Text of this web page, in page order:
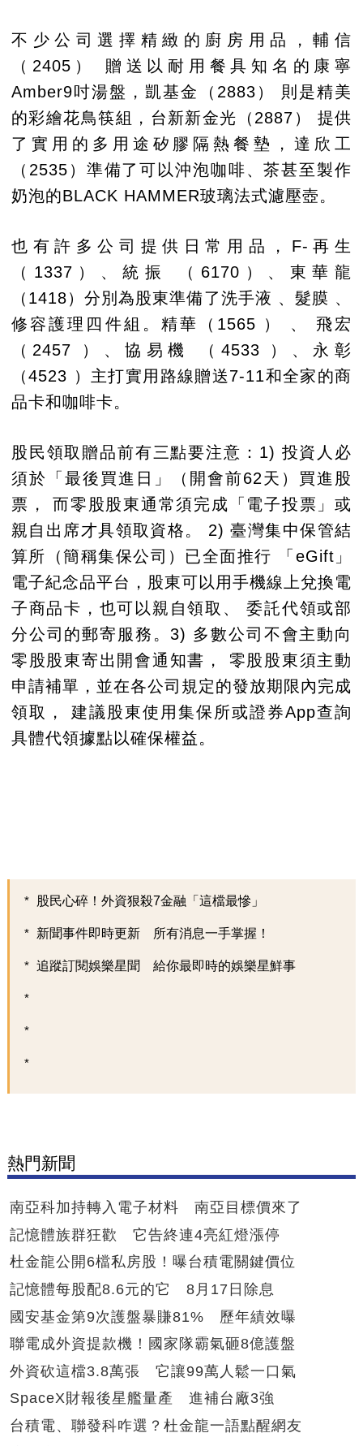
不少公司選擇精緻的廚房用品，輔信
（2405） 贈送以耐用餐具知名的康寧
Amber9吋湯盤，凱基金（2883） 則是精美
的彩繪花鳥筷組，台新新金光（2887） 提供
了實用的多用途矽膠隔熱餐墊，達欣工
（2535）準備了可以沖泡咖啡、茶甚至製作
奶泡的BLACK HAMMER玻璃法式濾壓壺。
也有許多公司提供日常用品，F-再生
（1337）、統振 （6170）、東華龍
（1418）分別為股東準備了洗手液 、髮膜 、
修容護理四件組。精華（1565 ） 、 飛宏
（2457 ）、協易機 （4533 ）、永彰
（4523 ）主打實用路線贈送7-11和全家的商
品卡和咖啡卡。
股民領取贈品前有三點要注意：1) 投資人必
須於「最後買進日」（開會前62天）買進股
票， 而零股股東通常須完成「電子投票」或
親自出席才具領取資格。 2) 臺灣集中保管結
算所（簡稱集保公司）已全面推行 「eGift」
電子紀念品平台，股東可以用手機線上兌換電
子商品卡，也可以親自領取、 委託代領或部
分公司的郵寄服務。3) 多數公司不會主動向
零股股東寄出開會通知書， 零股股東須主動
申請補單，並在各公司規定的發放期限內完成
領取， 建議股東使用集保所或證券App查詢
具體代領據點以確保權益。
股民心碎！外資狠殺7金融「這檔最慘」
新聞事件即時更新 所有消息一手掌握！
追蹤訂閱娛樂星聞 給你最即時的娛樂星鮮事
熱門新聞
南亞科加持轉入電子材料 南亞目標價來了
記憶體族群狂歡 它告終連4亮紅燈漲停
杜金龍公開6檔私房股！曝台積電關鍵價位
記憶體每股配8.6元的它 8月17日除息
國安基金第9次護盤暴賺81% 歷年績效曝
聯電成外資提款機！國家隊霸氣砸8億護盤
外資砍這檔3.8萬張 它讓99萬人鬆一口氣
SpaceX財報後星艦量產 進補台廠3強
台積電、聯發科咋選？杜金龍一語點醒網友